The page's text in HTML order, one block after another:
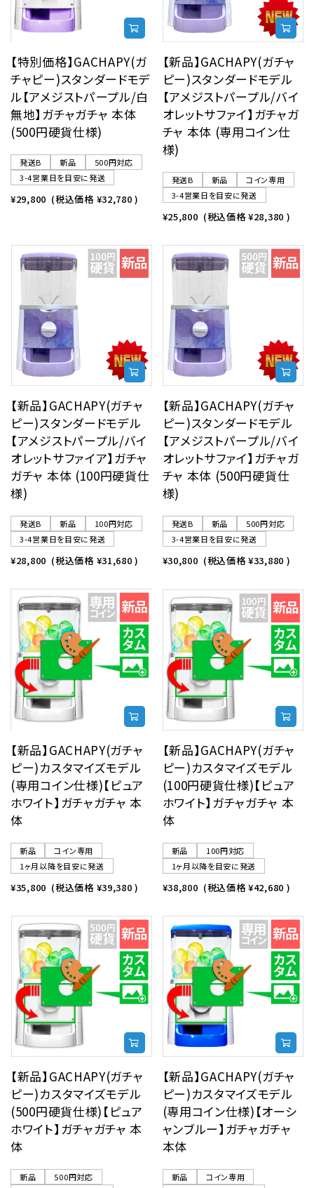
【特別価格】GACHAPY(ガ
チャピー)スタンダードモデ
ル【アメジストパープル/白
無地】ガチャガチャ 本体
(500円硬貨仕様)
発送B 新品
500円対応
3-4営業日を目安に発送
¥29,800 (税込価格 ¥32,780 )
【新品】GACHAPY(ガチャ
ピー)スタンダードモデル
【アメジストパープル/バイ
オレットサファイ】ガチャガ
チャ 本体 (専用コイン仕
様)
発送B 新品
コイン専用
3-4営業日を目安に発送
¥25,800 (税込価格¥28,380 )
【新品】GACHAPY(ガチャ
ピー)スタンダードモデル
【アメジストパープル/バイ
オレットサファイア】ガチャ
ガチャ 本体 (100円硬貨仕
様)
発送B 新品
100円対応
3-4営業日を目安に発送
¥28,800 (税込価格 ¥31,680 )
【新品】GACHAPY(ガチャ
ピー)スタンダードモデル
【アメジストパープル/バイ
オレットサファイ】ガチャガ
チャ 本体 (500円硬貨仕
様)
発送B 新品
500円対応
3-4営業日を目安に発送
¥30,800 (税込価格¥33,880 )
【新品】GACHAPY(ガチャ
ピー)カスタマイズモデル
(専用コイン仕様)【ピュア
ホワイト】ガチャガチャ 本
体
新品
コイン専用
1ヶ月以降を目安に発送
¥35,800 (税込価格 ¥39,380 )
【新品】GACHAPY(ガチャ
ピー)カスタマイズモデル
(100円硬貨仕様)【ピュア
ホワイト】ガチャガチャ 本
体
新品
100円対応
1ヶ月以降を目安に発送
¥38,800 (税込価格¥42,680 )
【新品】GACHAPY(ガチャ
ピー)カスタマイズモデル
(500円硬貨仕様)【ピュア
ホワイト】ガチャガチャ 本
体
新品
500円対応
【新品】GACHAPY(ガチャ
ピー)カスタマイズモデル
(専用コイン仕様)【オーシ
ャンブルー】ガチャガチャ
本体
新品
コイン専用